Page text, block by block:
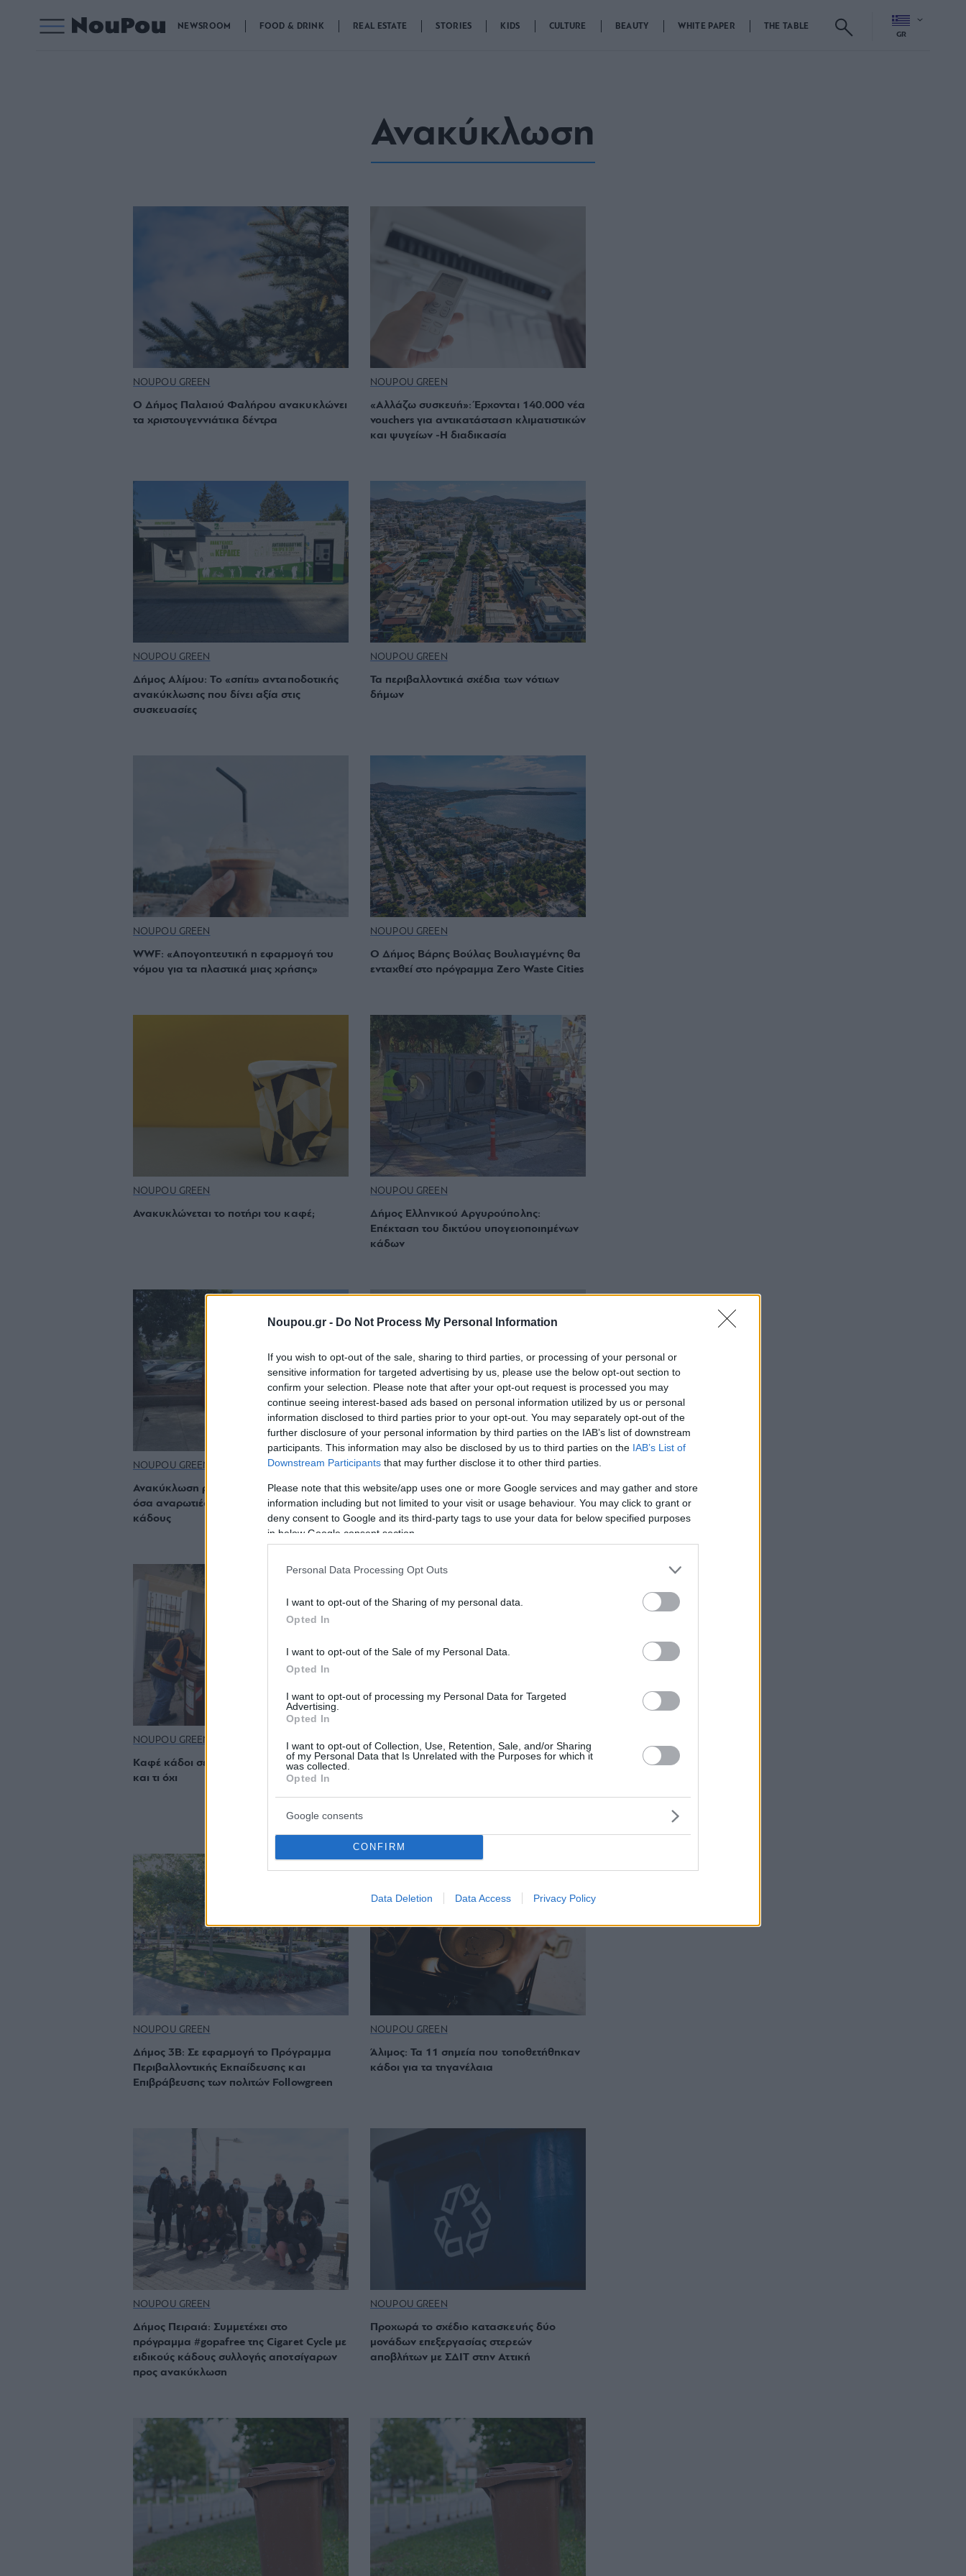
Noupou.gr - Do Not Process My Personal Information
If you wish to opt-out of the sale, sharing to third parties, or processing of your personal or
sensitive information for targeted advertising by us, please use the below opt-out section to
confirm your selection. Please note that after your opt-out request is processed you may
continue seeing interest-based ads based on personal information utilized by us or personal
information disclosed to third parties prior to your opt-out. You may separately opt-out of the
further disclosure of your personal information by third parties on the IAB’s list of downstream
participants. This information may also be disclosed by us to third parties on the IAB’s List of
Downstream Participants that may further disclose it to other third parties.
Please note that this website/app uses one or more Google services and may gather and store
information including but not limited to your visit or usage behaviour. You may click to grant or
deny consent to Google and its third-party tags to use your data for below specified purposes
in below Google consent section.
Personal Data Processing Opt Outs
I want to opt-out of the Sharing of my personal data.
Opted In
I want to opt-out of the Sale of my Personal Data.
Opted In
I want to opt-out of processing my Personal Data for Targeted
Advertising.
Opted In
I want to opt-out of Collection, Use, Retention, Sale, and/or Sharing
of my Personal Data that Is Unrelated with the Purposes for which it
was collected.
Opted In
Google consents
CONFIRM
Data Deletion Data Access Privacy Policy
NEWSROOM FOOD & DRINK REAL ESTATE STORIES KIDS CULTURE BEAUTY WHITE PAPER THE TABLE
GR
Ανακύκλωση
NOUPOU GREEN
O Δήμος Παλαιού Φαλήρου ανακυκλώνει
τα χριστουγεννιάτικα δέντρα
NOUPOU GREEN
«Αλλάζω συσκευή»: Έρχονται 140.000 νέα
vouchers για αντικατάσταση κλιματιστικών
και ψυγείων -Η διαδικασία
NOUPOU GREEN
Δήμος Αλίμου: Το «σπίτι» ανταποδοτικής
ανακύκλωσης που δίνει αξία στις
συσκευασίες
NOUPOU GREEN
Τα περιβαλλοντικά σχέδια των νότιων
δήμων
NOUPOU GREEN
WWF: «Απογοητευτική η εφαρμογή του
νόμου για τα πλαστικά μιας χρήσης»
NOUPOU GREEN
O Δήμος Βάρης Βούλας Βουλιαγμένης θα
ενταχθεί στο πρόγραμμα Zero Waste Cities
NOUPOU GREEN
Ανακυκλώνεται το ποτήρι του καφέ;
NOUPOU GREEN
Δήμος Ελληνικού Αργυρούπολης:
Επέκταση του δικτύου υπογειοποιημένων
κάδων
NOUPOU GREEN
Ανακύκλωση ρούχων: Οι απαντήσεις σε
όσα αναρωτιέσαι για τους κόκκινους
κάδους
NOUPOU GREEN
Τέλος ανακύκλωσης 8 λεπτά από την 1η
Ιουνίου στην πλαστική συσκευασία
NOUPOU GREEN
Καφέ κάδοι σε όλο τον Άλιμο: Τι πετάμε
και τι όχι
NOUPOU GREEN
Ανακύκλωση στις Λαϊκές Αγορές της
NOUPOU GREEN
Δήμος 3Β: Σε εφαρμογή το Πρόγραμμα
Περιβαλλοντικής Εκπαίδευσης και
Επιβράβευσης των πολιτών Followgreen
NOUPOU GREEN
Άλιμος: Τα 11 σημεία που τοποθετήθηκαν
κάδοι για τα τηγανέλαια
NOUPOU GREEN
Δήμος Πειραιά: Συμμετέχει στο
πρόγραμμα #gopafree της Cigaret Cycle με
ειδικούς κάδους συλλογής αποτσίγαρων
προς ανακύκλωση
NOUPOU GREEN
Προχωρά το σχέδιο κατασκευής δύο
μονάδων επεξεργασίας στερεών
αποβλήτων με ΣΔΙΤ στην Αττική